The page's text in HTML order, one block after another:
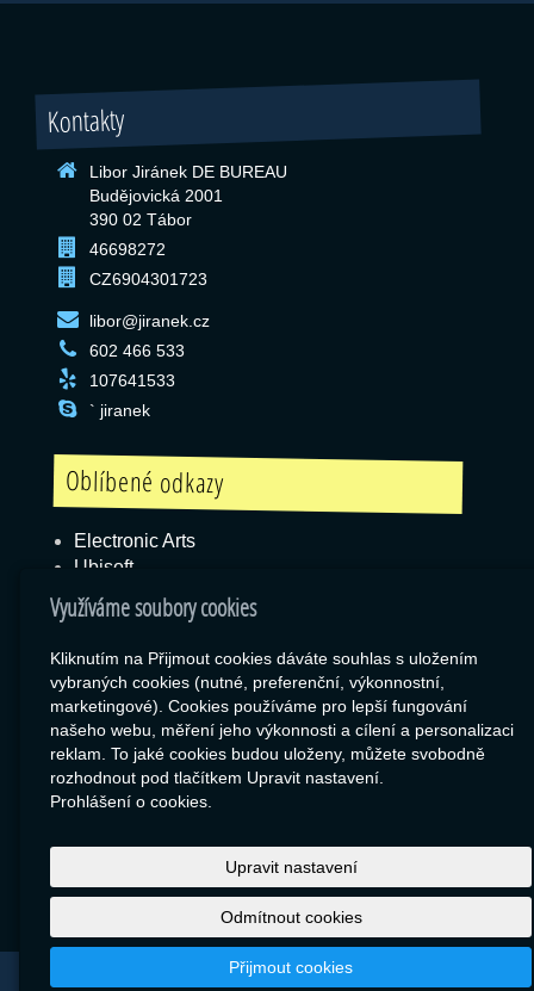
Kontakty
Libor Jiránek DE BUREAU
Budějovická 2001
390 02 Tábor
46698272
CZ6904301723
libor@jiranek.cz
602 466 533
107641533
` jiranek
Oblíbené odkazy
Electronic Arts
Ubisoft
Blizzard
Box
Export zboží
RSS
SEO Rozcestník
Libor Jiránek DE BUREAU
Využíváme soubory cookies
Kliknutím na Přijmout cookies dáváte souhlas s uložením
vybraných cookies (nutné, preferenční, výkonnostní,
marketingové). Cookies používáme pro lepší fungování
našeho webu, měření jeho výkonnosti a cílení a personalizaci
reklam. To jaké cookies budou uloženy, můžete svobodně
rozhodnout pod tlačítkem Upravit nastavení.
Prohlášení o cookies.
Upravit nastavení
Odmítnout cookies
Přijmout cookies